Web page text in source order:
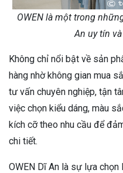
OWEN là một trong
An uy tín
Không chỉ nổi bật về sản
hàng nhờ không gian mua
tư vấn chuyên nghiệp, tận
việc chọn kiểu dáng, màu
kích cỡ theo nhu cầu để
chi tiết.
OWEN Dĩ An là sự lựa